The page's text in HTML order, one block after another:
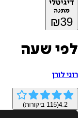
דיגיטלי
מתנה
₪39
לפי שעה
רוני לורן
4.2
(
115 ביקורות)